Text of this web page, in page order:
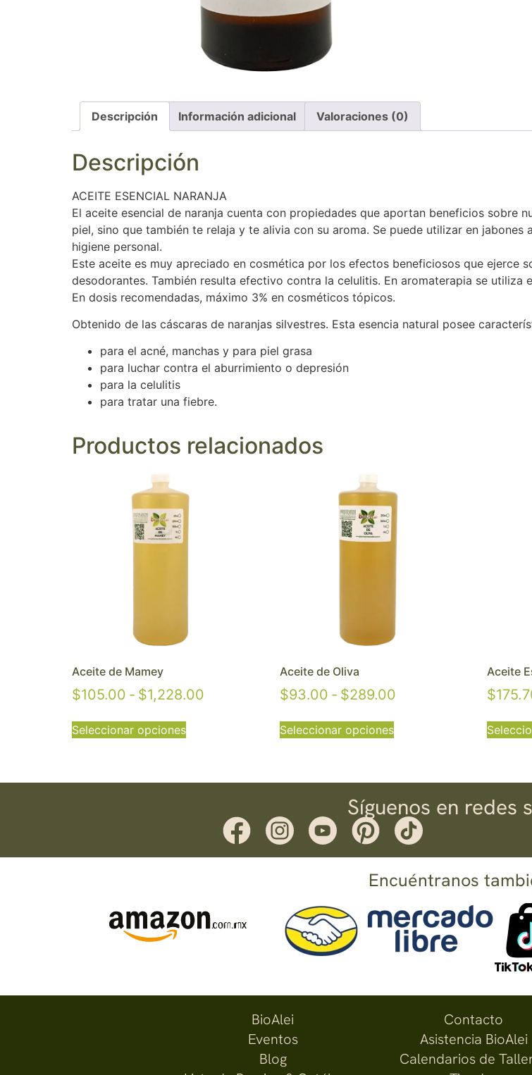
Descripción Información adicional Valoraciones (0)
Descripción
ACEITE ESENCIAL NARANJA
El aceite esencial de naranja cuenta con propiedades que aportan beneficios sobre
piel, sino que también te relaja y te alivia con su aroma. Se puede utilizar en
higiene personal.
Este aceite es muy apreciado en cosmética por los efectos beneficiosos que ejerce
desodorantes. También resulta efectivo contra la celulitis. En aromaterapia se
En dosis recomendadas, máximo 3% en cosméticos tópicos.
Obtenido de las cáscaras de naranjas silvestres. Esta esencia natural posee
para el acné, manchas y para piel grasa
para luchar contra el aburrimiento o depresión
para la celulitis
para tratar una fiebre.
Productos relacionados
Aceite de Mamey
$105.00 - $1,228.00
Seleccionar opciones
Aceite de Oliva
$93.00 - $289.00
Seleccionar opciones
Aceite
$
Síguenos en redes
Encuéntranos
BioAlei
Eventos
Blog
Contacto
Asistencia BioAlei
Calendarios de